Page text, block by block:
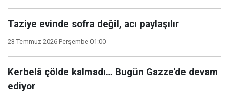
Taziye evinde sofra değil, acı paylaşılır
23 Temmuz 2026 Perşembe 01:00
Kerbelâ çölde kalmadı… Bugün Gazze'de devam
ediyor